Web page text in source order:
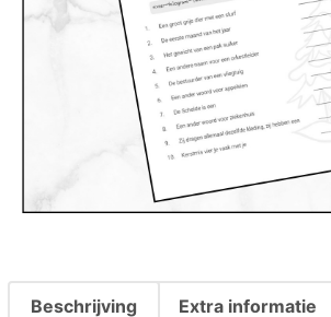
Beschrijving Extra informatie